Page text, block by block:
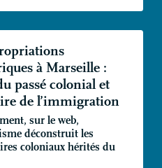
à Marseille :
passé colonial et
de l’immigration
sur le web,
déconstruit les
coloniaux hérités du